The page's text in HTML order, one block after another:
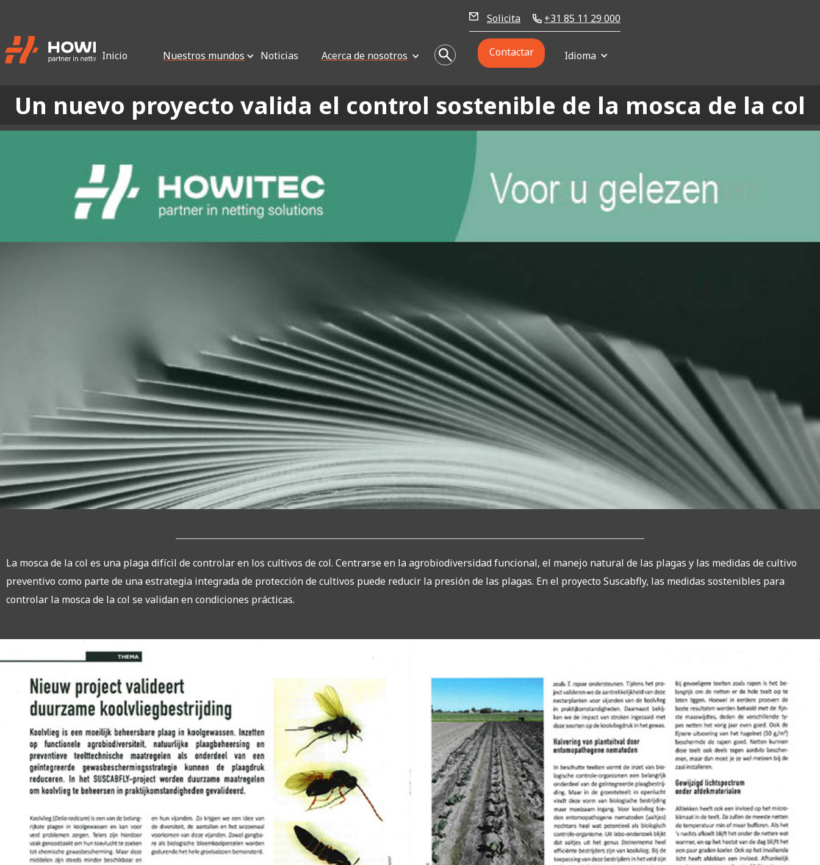
Solicita +31 85 11 29 000
Inicio Nuestros mundos Noticias Acerca de nosotros Contactar Idioma
Un nuevo proyecto valida el control sostenible de la mosca de la col
La mosca de la col es una plaga difícil de controlar en los cultivos de col. Centrarse en la agrobiodiversidad funcional, el manejo natural de las plagas y las medidas de cultivo
preventivo como parte de una estrategia integrada de protección de cultivos puede reducir la presión de las plagas. En el proyecto Suscabfly, las medidas sostenibles para
controlar la mosca de la col se validan en condiciones prácticas.